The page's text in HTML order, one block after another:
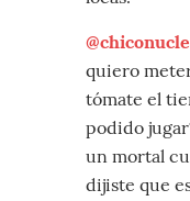
quiero
tómate el
podido
un mortal
dijiste que